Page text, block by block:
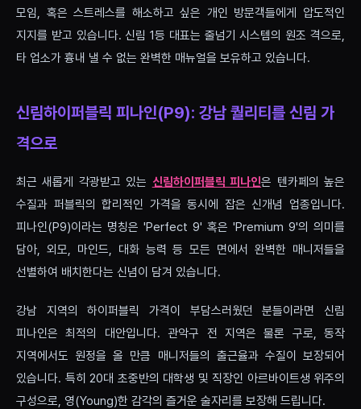
모임, 혹은 스트레스를 해소하고 싶은 개인 방문객들에게 압도적인
지지를 받고 있습니다. 신림 1등 대표는 줄넘기 시스템의 원조 격으로,
타 업소가 흉내 낼 수 없는 완벽한 매뉴얼을 보유하고 있습니다.
신림하이퍼블릭 피나인(P9): 강남 퀄리티를 신림 가
격으로
최근 새롭게 각광받고 있는 신림하이퍼블릭 피나인은 텐카페의 높은
수질과 퍼블릭의 합리적인 가격을 동시에 잡은 신개념 업종입니다.
피나인(P9)이라는 명칭은 'Perfect 9' 혹은 'Premium 9'의 의미를
담아, 외모, 마인드, 대화 능력 등 모든 면에서 완벽한 매니저들을
선별하여 배치한다는 신념이 담겨 있습니다.
강남 지역의 하이퍼블릭 가격이 부담스러웠던 분들이라면 신림
피나인은 최적의 대안입니다. 관악구 전 지역은 물론 구로, 동작
지역에서도 원정을 올 만큼 매니저들의 출근율과 수질이 보장되어
있습니다. 특히 20대 초중반의 대학생 및 직장인 아르바이트생 위주의
구성으로, 영(Young)한 감각의 즐거운 술자리를 보장해 드립니다.